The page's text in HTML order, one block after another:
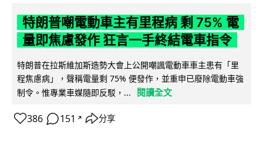
特朗普嘲電動車主有里程病 剩 75% 電
量即焦慮發作 狂言一手終結電車指令
特朗普在拉斯維加斯造勢大會上公開嘲諷電動車車主患有「里
程焦慮病」，聲稱電量剩 75% 便發作，並重申已廢除電動車強
制令。惟專業車媒隨即反駁，...
閱讀全文
386 151 ↗ 分享